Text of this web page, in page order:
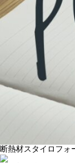
断熱材スタイロフ